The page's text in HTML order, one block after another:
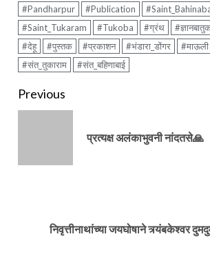
#Pandharpur
#Publication
#Saint_Tukaram
#Tukoba #ग्रंथ
#देहू
#पुस्तक #प्रकाशन #भंडारा_डोंगर #माऊली
#संत_तुकाराम
#संत_बहिणाबाई
Continue
Previous
प्रत्यक्ष अलंकाभुवनी नांदतसे🙏
निवृत्तीनाथांच्या जयघोषाने त्र्यंबकेश्वर